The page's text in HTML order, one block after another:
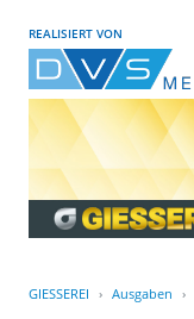
REALISIERT VON
GIESSEREI Ausgaben